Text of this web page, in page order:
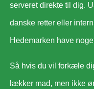
serveret direkte til dig.
danske retter eller
Hedemarken have
Så hvis du vil forkæle
lækker mad, men ikke